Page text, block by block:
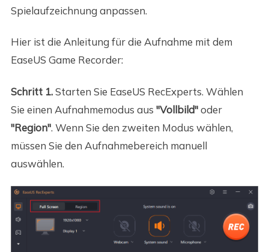
Spielaufzeichnung anpassen.
Hier ist die Anleitung für die Aufnahme mit dem
EaseUS Game Recorder:
Schritt 1.Starten Sie EaseUS RecExperts. Wählen
Sie einen Aufnahmemodus aus "Vollbild"oder
"Region". Wenn Sie den zweiten Modus wählen,
müssen Sie den Aufnahmebereich manuell
auswählen.